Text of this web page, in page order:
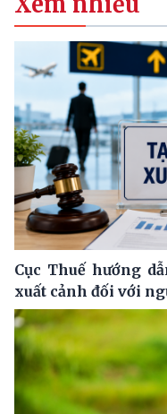
Cục Thuế hướng
xuất cảnh đối với